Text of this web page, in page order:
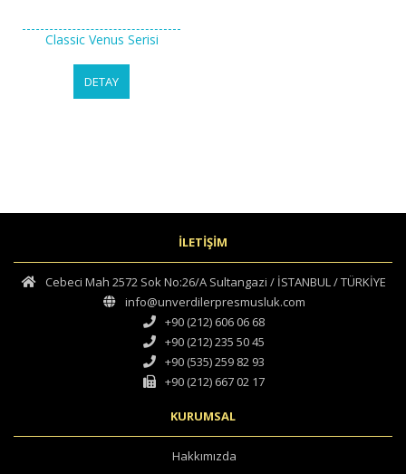
Classic Venus Serisi
DETAY
İLETİŞİM
Cebeci Mah 2572 Sok No:26/A Sultangazi / İSTANBUL / TÜRKİYE
info@unverdilerpresmusluk.com
+90 (212) 606 06 68
+90 (212) 235 50 45
+90 (535) 259 82 93
+90 (212) 667 02 17
KURUMSAL
Hakkımızda